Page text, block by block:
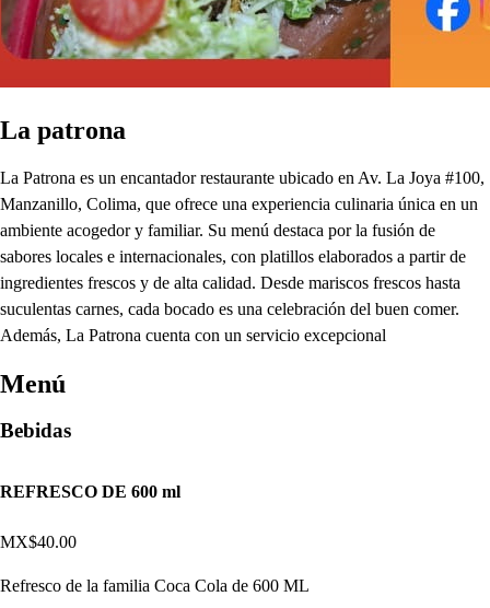
La patrona
La Patrona es un encantador restaurante ubicado en Av. La Joya #100,
Manzanillo, Colima, que ofrece una experiencia culinaria única en un
ambiente acogedor y familiar. Su menú destaca por la fusión de
sabores locales e internacionales, con platillos elaborados a partir de
ingredientes frescos y de alta calidad. Desde mariscos frescos hasta
suculentas carnes, cada bocado es una celebración del buen comer.
Además, La Patrona cuenta con un servicio excepcional
Menú
Bebidas
REFRESCO DE 600 ml
MX$40.00
Refresco de la familia Coca Cola de 600 ML